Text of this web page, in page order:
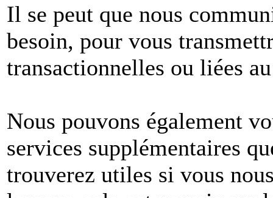
Il se peut que nous
besoin, pour vous
transactionnelles ou liées
Nous pouvons également
services supplémentaires
trouverez utiles si vous